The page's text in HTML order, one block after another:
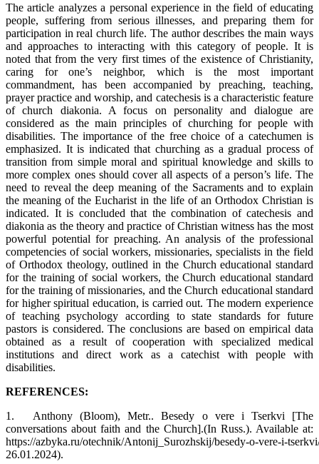
The article analyzes a personal experience in the field of educating
people, suffering from serious illnesses, and preparing them for
participation in real church life. The author describes the main ways
and approaches to interacting with this category of people. It is
noted that from the very first times of the existence of Christianity,
caring for one’s neighbor, which is the most important
commandment, has been accompanied by preaching, teaching,
prayer practice and worship, and catechesis is a characteristic feature
of church diakonia. A focus on personality and dialogue are
considered as the main principles of churching for people with
disabilities. The importance of the free choice of a catechumen is
emphasized. It is indicated that churching as a gradual process of
transition from simple moral and spiritual knowledge and skills to
more complex ones should cover all aspects of a person’s life. The
need to reveal the deep meaning of the Sacraments and to explain
the meaning of the Eucharist in the life of an Orthodox Christian is
indicated. It is concluded that the combination of catechesis and
diakonia as the theory and practice of Christian witness has the most
powerful potential for preaching. An analysis of the professional
competencies of social workers, missionaries, specialists in the field
of Orthodox theology, outlined in the Church educational standard
for the training of social workers, the Church educational standard
for the training of missionaries, and the Church educational standard
for higher spiritual education, is carried out. The modern experience
of teaching psychology according to state standards for future
pastors is considered. The conclusions are based on empirical data
obtained as a result of cooperation with specialized medical
institutions and direct work as a catechist with people with
disabilities.
REFERENCES:
1.
Anthony (Bloom), Metr.. Besedy o vere i Tserkvi [The
conversations about faith and the Church].(In Russ.). Available at:
https://azbyka.ru/otechnik/Antonij_Surozhskij/
26.01.2024).